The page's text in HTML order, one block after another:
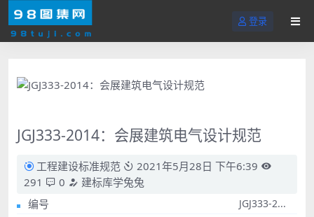
登录
JGJ333-2014：会展建筑电气设计规范
工程建设标准规范
2021年5月28日 下午6:39
291
0
建标库学兔兔
编号
JGJ333-2...